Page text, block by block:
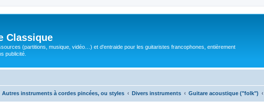
Classique
(partitions, musique, vidéo…) et d'entraide pour les guitaristes francophones, entièrement
publicité.
Autres instruments à cordes pincées, ou styles Divers instruments Guitare acoustique ("folk")